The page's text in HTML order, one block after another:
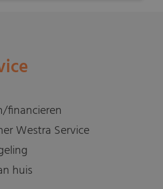
financieren
Westra Service
huis